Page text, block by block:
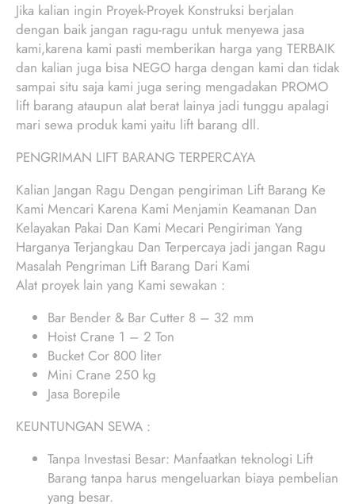
Jika kalian ingin Proyek-Proyek Konstruksi berjalan
dengan baik jangan ragu-ragu untuk menyewa jasa
kami,karena kami pasti memberikan harga yang TERBAIK
dan kalian juga bisa NEGO harga dengan kami dan tidak
sampai situ saja kami juga sering mengadakan PROMO
lift barang ataupun alat berat lainya jadi tunggu apalagi
mari sewa produk kami yaitu lift barang dll.
PENGRIMAN LIFT BARANG TERPERCAYA
Kalian Jangan Ragu Dengan pengiriman Lift Barang Ke
Kami Mencari Karena Kami Menjamin Keamanan Dan
Kelayakan Pakai Dan Kami Mecari Pengiriman Yang
Harganya Terjangkau Dan Terpercaya jadi jangan Ragu
Masalah Pengriman Lift Barang Dari Kami
Alat proyek lain yang Kami sewakan :
Bar Bender & Bar Cutter 8 – 32 mm
Hoist Crane 1 – 2 Ton
Bucket Cor 800 liter
Mini Crane 250 kg
Jasa Borepile
KEUNTUNGAN SEWA :
Tanpa Investasi Besar: Manfaatkan teknologi Lift
Barang tanpa harus mengeluarkan biaya pembelian
yang besar.